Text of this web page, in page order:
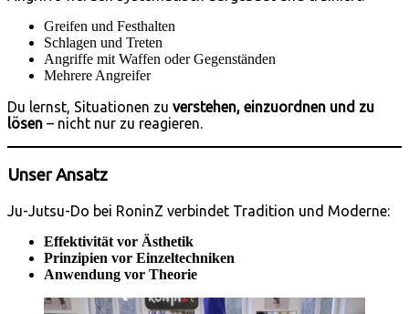
Greifen und Festhalten
Schlagen und Treten
Angriffe mit Waffen oder Gegenständen
Mehrere Angreifer
Du lernst, Situationen zu verstehen, einzuordnen und zu
lösen – nicht nur zu reagieren.
Unser Ansatz
Ju-Jutsu-Do bei RoninZ verbindet Tradition und Moderne:
Effektivität vor Ästhetik
Prinzipien vor Einzeltechniken
Anwendung vor Theorie